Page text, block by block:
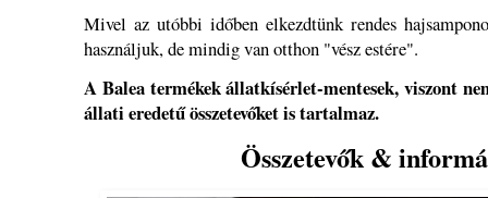
Mivel az utóbbi időben elkezdtünk rendes
használjuk, de mindig van otthon "vész estére".
A Balea termékek állatkísérlet-mentesek, viszont
állati eredetű összetevőket is tartalmaz.
Összetevők &